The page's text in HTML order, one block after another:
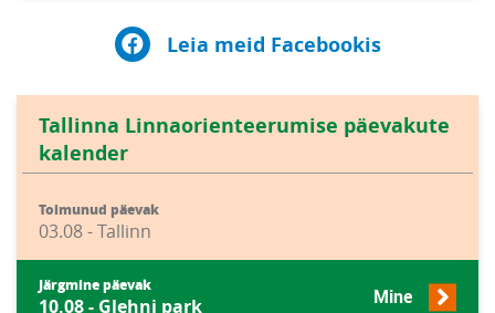
Leia meid Facebookis
Tallinna Linnaorienteerumise päevakute
kalender
Toimunud päevak
03.08 - Tallinn
Järgmine päevak
10.08 - Glehni park Mine